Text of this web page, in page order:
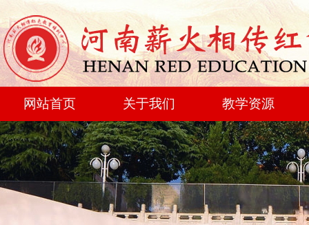
网站首页 关于我们 教学资源